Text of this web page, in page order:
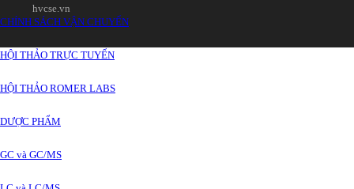
CHÍNH SÁCH VẬN CHUYỂN
HỘI THẢO TRỰC TUYẾN
HỘI THẢO ROMER LABS
DƯỢC PHẨM
GC và GC/MS
hvcse.vn